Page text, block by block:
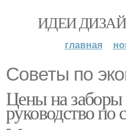
ИДЕИ
главная
Советы по
Цены на
руководство по